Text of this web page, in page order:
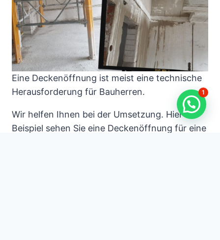
Eine Deckenöffnung ist meist eine technische
Herausforderung für Bauherren.
Wir helfen Ihnen bei der Umsetzung. Hier im
Beispiel sehen Sie eine Deckenöffnung für eine
1